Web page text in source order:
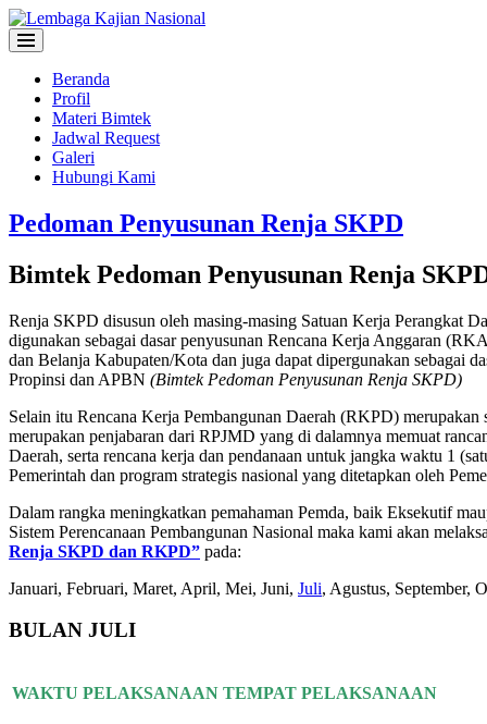
Beranda
Profil
Materi Bimtek
Jadwal Request
Galeri
Hubungi Kami
Pedoman Penyusunan Renja SKPD
Bimtek Pedoman Penyusunan Renja
Renja SKPD disusun oleh masing-masing Satuan Kerja Perangkat
digunakan sebagai dasar penyusunan Rencana Kerja Anggaran
dan Belanja Kabupaten/Kota dan juga dapat dipergunakan sebagai
Propinsi dan APBN (Bimtek Pedoman Penyusunan Renja SKPD)
Selain itu Rencana Kerja Pembangunan Daerah (RKPD)
merupakan penjabaran dari RPJMD yang di dalamnya memuat
Daerah, serta rencana kerja dan pendanaan untuk jangka waktu 1
Pemerintah dan program strategis nasional yang ditetapkan oleh
Dalam rangka meningkatkan pemahaman Pemda, baik Eksekutif
Sistem Perencanaan Pembangunan Nasional maka kami akan
Renja SKPD dan RKPD” pada:
Januari, Februari, Maret, April, Mei, Juni, Juli, Agustus, September,
BULAN JULI
WAKTU PELAKSANAAN TEMPAT PELAKSANAAN